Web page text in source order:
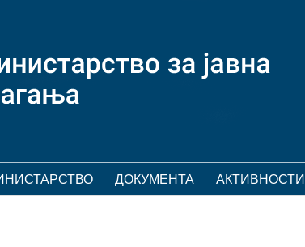
ДОКУМЕНТА АКТИВНОСТИ